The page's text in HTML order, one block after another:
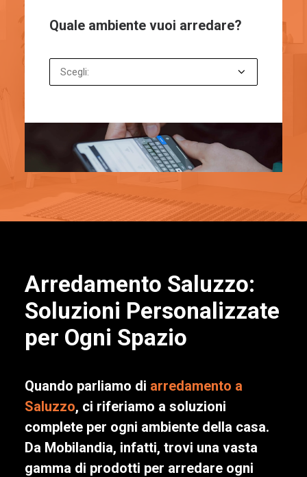
Quale ambiente vuoi arredare?
Arredamento Saluzzo:
Soluzioni Personalizzate
per Ogni Spazio
Quando parliamo di arredamento a
Saluzzo, ci riferiamo a soluzioni
complete per ogni ambiente della casa.
Da Mobilandia, infatti, trovi una vasta
gamma di prodotti per arredare ogni